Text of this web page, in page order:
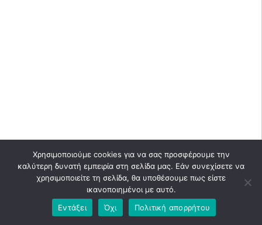
Χρησιμοποιούμε cookies για να σας προσφέρουμε την
καλύτερη δυνατή εμπειρία στη σελίδα μας. Εάν συνεχίσετε να
χρησιμοποιείτε τη σελίδα, θα υποθέσουμε πως είστε
ικανοποιημένοι με αυτό.
Εντάξει
Όχι Πολιτική απορρήτου